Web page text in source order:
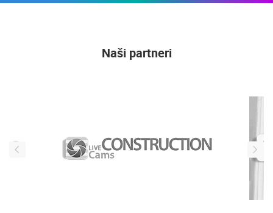
Naši partneri